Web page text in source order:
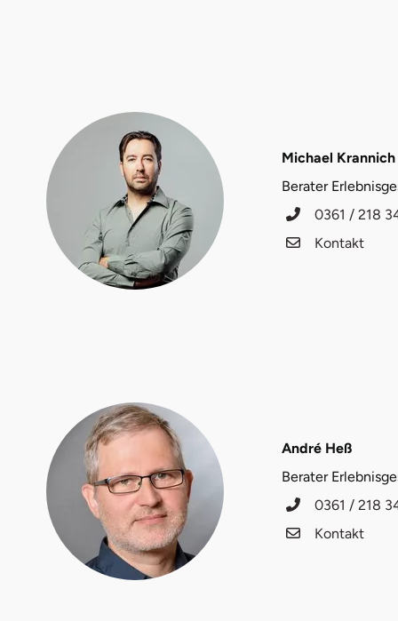
Michael Krannich
Berater
0361 / 218
Kontakt
André Heß
Berater
0361 / 218
Kontakt
Göppingen
Görlitz
Heidelberg
Heidenheim
Heilbronn